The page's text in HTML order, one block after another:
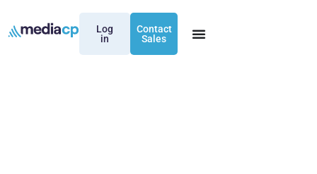
Log
in
Contact
Sales